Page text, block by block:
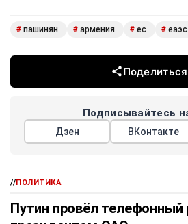
# пашинян # армения # ес # еаэс
Поделиться
Подписывайтесь
Дзен ВКонтакте
//ПОЛИТИКА
Путин провёл телефонный